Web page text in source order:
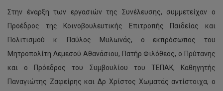
Στην έναρξη των εργασιών της Συνέλευσης, συμμετείχαν ο
Προέδρος της Κοινοβουλευτικής Επιτροπής Παιδείας και
Πολιτισμού κ. Παύλος Μυλωνάς, ο εκπρόσωπος του
Μητροπολίτη Λεμεσού Αθανάσιου, Πατήρ Φιλόθεος, ο Πρύτανης
και ο Πρόεδρος του Συμβουλίου του ΤΕΠΑΚ, Καθηγητής
Παναγιώτης Ζαφείρης και Δρ Χρίστος Χωματάς αντίστοιχα, ο